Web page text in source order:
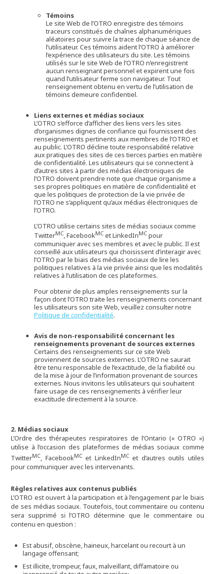
Témoins
Le site Web de l’OTRO enregistre des témoins
traceurs constitués de chaînes alphanumériques
aléatoires pour suivre la trace de chaque séance de
l’utilisateur. Ces témoins aident l’OTRO à améliorer
l’expérience des utilisateurs du site. Les témoins
utilisés sur le site Web de l’OTRO n’enregistrent
aucun renseignant personnel et expirent une fois
quand l’utilisateur ferme son navigateur. Tout
renseignement obtenu en vertu de l’utilisation de
témoins demeure confidentiel.
Liens externes et médias sociaux
L’OTRO s’efforce d’afficher des liens vers les sites
d’organismes dignes de confiance qui fournissent des
renseignements pertinents aux membres de l’OTRO et
au public. L’OTRO décline toute responsabilité relative
aux pratiques des sites de ces tierces parties en matière
de confidentialité. Les utilisateurs qui se connectent à
d’autres sites à partir des médias électroniques de
l’OTRO doivent prendre note que chaque organisme a
ses propres politiques en matière de confidentialité et
que les politiques de protection de la vie privée de
l’OTRO ne s’appliquent qu’aux médias électroniques de
l’OTRO.
L’OTRO utilise certains sites de médias sociaux comme
TwitterMC, FacebookMC et LinkedInMC pour
communiquer avec ses membres et avec le public. Il est
conseillé aux utilisateurs qui choisissent d’interagir avec
l’OTRO par le biais des médias sociaux de lire les
politiques relatives à la vie privée ainsi que les modalités
relatives à l’utilisation de ces plateformes.
Pour obtenir de plus amples renseignements sur la
façon dont l’OTRO traite les renseignements concernant
les utilisateurs son site Web, veuillez consulter notre
Politique de confidentialité.
Avis de non-responsabilité concernant les
renseignements provenant de sources externes
Certains des renseignements sur ce site Web
proviennent de sources externes. L’OTRO ne saurait
être tenu responsable de l’exactitude, de la fiabilité ou
de la mise à jour de l’information provenant de sources
externes. Nous invitons les utilisateurs qui souhaitent
faire usage de ces renseignements à vérifier leur
exactitude directement à la source.
2. Médias sociaux
L’Ordre des thérapeutes respiratoires de l’Ontario (« OTRO »)
utilise à l’occasion des plateformes de médias sociaux comme
TwitterMC, FacebookMCet LinkedInMCet d’autres outils utiles
pour communiquer avec les intervenants.
Règles relatives aux contenus publiés
L’OTRO est ouvert à la participation et à l’engagement par le biais
de ses médias sociaux. Toutefois, tout commentaire ou contenu
sera supprimé si l’OTRO détermine que le commentaire ou
contenu en question :
Est abusif, obscène, haineux, harcelant ou recourt à un
langage offensant;
Est illicite, trompeur, faux, malveillant, diffamatoire ou